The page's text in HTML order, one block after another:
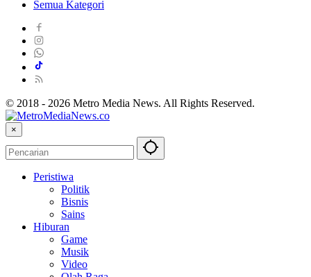
Semua Kategori
© 2018 - 2026 Metro Media News. All Rights Reserved.
×
Peristiwa
Politik
Bisnis
Sains
Hiburan
Game
Musik
Video